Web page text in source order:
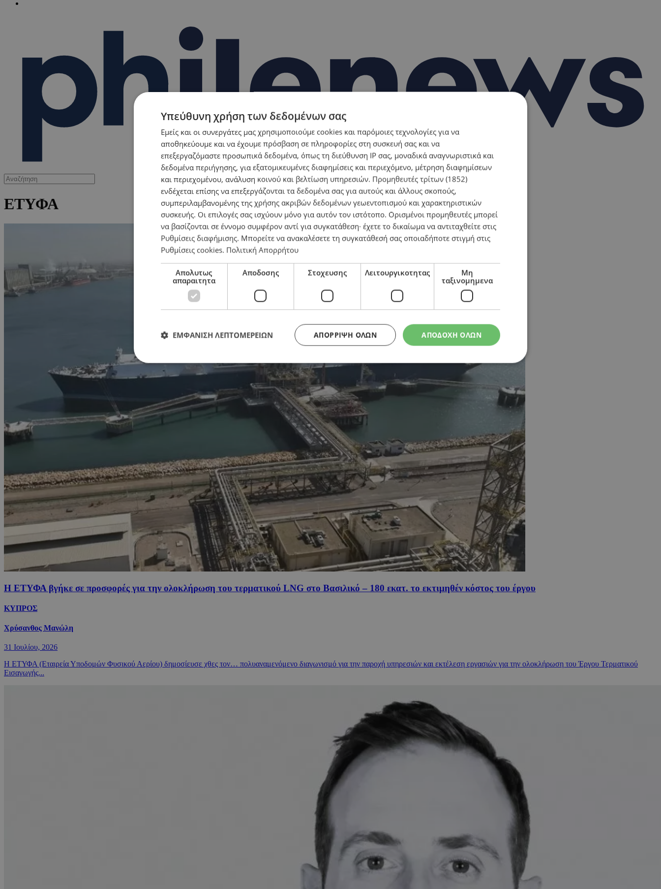
ΕΤΥΦΑ
Η ΕΤΥΦΑ βγήκε σε προσφορές για την ολοκλήρωση του τερματικού LNG στο Βασιλικό – 180 εκατ. το εκτιμηθέν κόστος του έργου
ΚΥΠΡΟΣ
Χρύσανθος Μανώλη
31 Ιουλίου, 2026
Η ΕΤΥΦΑ (Εταιρεία Υποδομών Φυσικού Αερίου) δημοσίευσε χθες τον… πολυαναμενόμενο διαγωνισμό για την παροχή υπηρεσιών και εκτέλεση εργασιών για την ολοκλήρωση του Έργου Τερματικού
Εισαγωγής...
Υπεύθυνη χρήση των δεδομένων σας
Εμείς και οι συνεργάτες μας χρησιμοποιούμε cookies και παρόμοιες τεχνολογίες για να
αποθηκεύουμε και να έχουμε πρόσβαση σε πληροφορίες στη συσκευή σας και να
επεξεργαζόμαστε προσωπικά δεδομένα, όπως τη διεύθυνση IP σας, μοναδικά αναγνωριστικά και
δεδομένα περιήγησης, για εξατομικευμένες διαφημίσεις και περιεχόμενο, μέτρηση διαφημίσεων
και περιεχομένου, ανάλυση κοινού και βελτίωση υπηρεσιών. Προμηθευτές τρίτων (1852)
ενδέχεται επίσης να επεξεργάζονται τα δεδομένα σας για αυτούς και άλλους σκοπούς,
συμπεριλαμβανομένης της χρήσης ακριβών δεδομένων γεωεντοπισμού και χαρακτηριστικών
συσκευής. Οι επιλογές σας ισχύουν μόνο για αυτόν τον ιστότοπο. Ορισμένοι προμηθευτές μπορεί
να βασίζονται σε έννομο συμφέρον αντί για συγκατάθεση· έχετε το δικαίωμα να αντιταχθείτε στις
Ρυθμίσεις διαφήμισης. Μπορείτε να ανακαλέσετε τη συγκατάθεσή σας οποιαδήποτε στιγμή στις
Ρυθμίσεις cookies. Πολιτική Απορρήτου
Απολυτως
απαραιτητα
Αποδοσης Στοχευσης Λειτουργικοτητας
Μη
ταξινομημενα
ΑΠΟΔΟΧΗ ΟΛΩΝ
ΑΠΌΡΡΙΨΗ ΌΛΩΝ
ΕΜΦΑΝΙΣΗ ΛΕΠΤΟΜΕΡΕΙΩΝ